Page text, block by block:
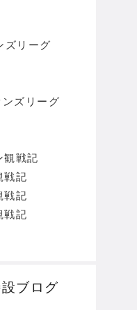
ズリーグ
ズリーグ
観戦記
戦記
戦記
戦記
ブログ